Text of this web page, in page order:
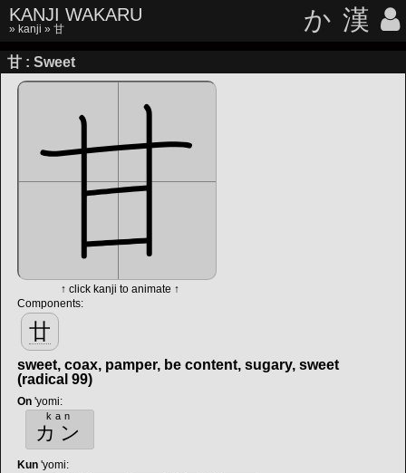
KANJI WAKARU
» kanji » 甘 か 漢
甘 : Sweet
↑ click kanji to animate ↑
Components:
廿
sweet, coax, pamper, be content, sugary, sweet
(radical 99)
On 'yomi:
カン
kan
Kun 'yomi: